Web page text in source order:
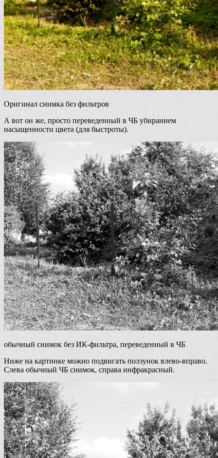
Оригинал снимка без фильтров
А вот он же, просто переведенный в ЧБ убиранием
насыщенности цвета (для быстроты).
обычный снимок без ИК-фильтра, переведенный в ЧБ
Ниже на картинке можно подвигать ползунок влево-вправо.
Слева обычный ЧБ снимок, справа инфракрасный.